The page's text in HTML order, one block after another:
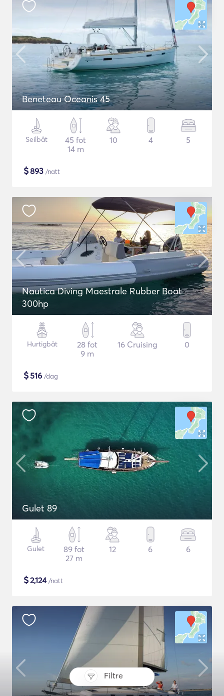
Filtre
Beneteau Oceanis 45
Seilbåt
45 fot
14 m
10 4 5
$893 /natt
Nautica Diving Maestrale Rubber Boat
300hp
Hurtigbåt
28 fot
9 m
16 Cruising 0
$516 /dag
Gulet 89
Gulet
89 fot
27 m
12 6 6
$2,124/natt